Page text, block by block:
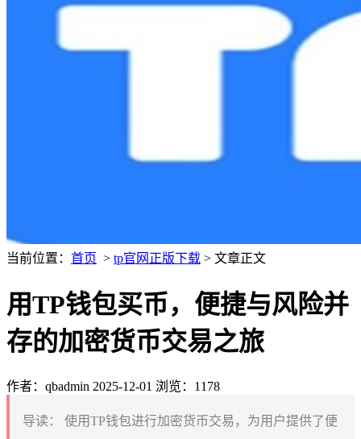
当前位置： 首页 > tp官网正版下载 > 文章正文
用TP钱包买币，便捷与风险并
存的加密货币交易之旅
作者：qbadmin 2025-12-01 浏览：1178
导读：
使用TP钱包进行加密货币交易，为用户提供了便